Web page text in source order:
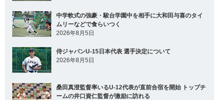
中学軟式の強豪・駿台学園中を相手に大和田与喜のタイ
ムリーなどで食らいつく
2026年8月5日
侍ジャパンU-15日本代表 選手決定について
2026年8月5日
桑田真澄監督率いるU-12代表が直前合宿を開始 トップチ
ームの井口資仁監督が激励に訪れる